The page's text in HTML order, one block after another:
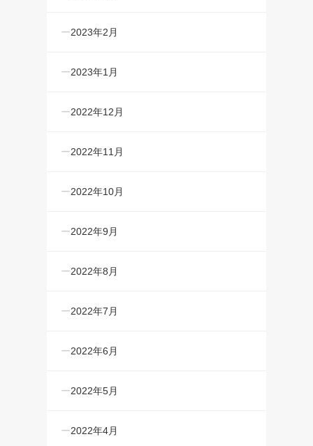
2023年2月
2023年1月
2022年12月
2022年11月
2022年10月
2022年9月
2022年8月
2022年7月
2022年6月
2022年5月
2022年4月